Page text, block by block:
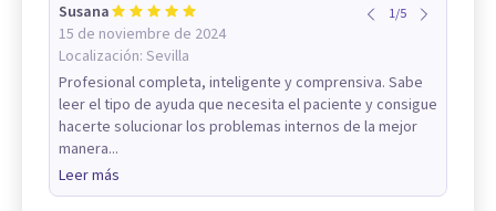
Susana
15 de noviembre de 2024
Localización: Sevilla
1/5
Profesional completa, inteligente y comprensiva. Sabe
leer el tipo de ayuda que necesita el paciente y consigue
hacerte solucionar los problemas internos de la mejor
manera...
Leer más